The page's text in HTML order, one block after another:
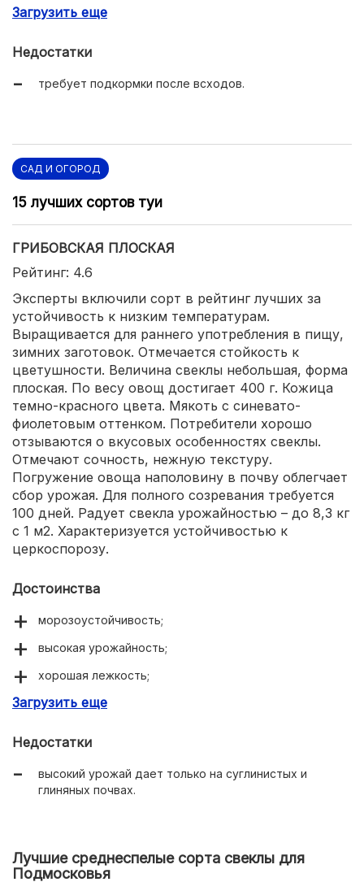
допускается механизированная уборка;
Загрузить еще
Недостатки
требует подкормки после всходов.
САД И ОГОРОД
15 лучших сортов туи
ГРИБОВСКАЯ ПЛОСКАЯ
Рейтинг: 4.6
Эксперты включили сорт в рейтинг лучших за
устойчивость к низким температурам.
Выращивается для раннего употребления в пищу,
зимних заготовок. Отмечается стойкость к
цветушности. Величина свеклы небольшая, форма
плоская. По весу овощ достигает 400 г. Кожица
темно-красного цвета. Мякоть с синевато-
фиолетовым оттенком. Потребители хорошо
отзываются о вкусовых особенностях свеклы.
Отмечают сочность, нежную текстуру.
Погружение овоща наполовину в почву облегчает
сбор урожая. Для полного созревания требуется
100 дней. Радует свекла урожайностью – до 8,3 кг
с 1 м2. Характеризуется устойчивостью к
церкоспорозу.
Достоинства
морозоустойчивость;
высокая урожайность;
хорошая лежкость;
ранние сроки созревания;
Загрузить еще
Недостатки
высокий урожай дает только на суглинистых и
глиняных почвах.
Лучшие среднеспелые сорта свеклы для
Подмосковья